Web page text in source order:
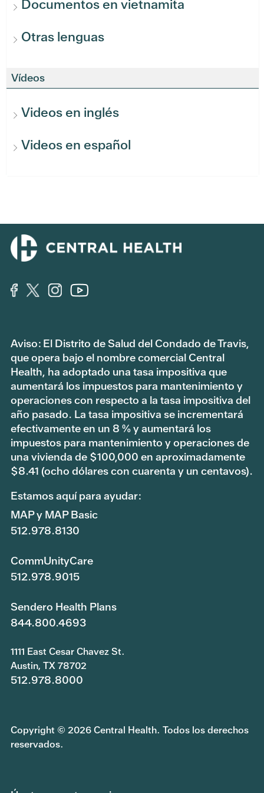
Documentos en vietnamita
Otras lenguas
Vídeos
Videos en inglés
Videos en español
Aviso: El Distrito de Salud del Condado de Travis,
que opera bajo el nombre comercial Central
Health, ha adoptado una tasa impositiva que
aumentará los impuestos para mantenimiento y
operaciones con respecto a la tasa impositiva del
año pasado. La tasa impositiva se incrementará
efectivamente en un 8 % y aumentará los
impuestos para mantenimiento y operaciones de
una vivienda de $100,000 en aproximadamente
$8.41 (ocho dólares con cuarenta y un centavos).
Estamos aquí para ayudar:
MAP y MAP Basic
512.978.8130
CommUnityCare
512.978.9015
Sendero Health Plans
844.800.4693
1111 East Cesar Chavez St.
Austin, TX 78702
512.978.8000
Copyright © 2026 Central Health. Todos los derechos
reservados.